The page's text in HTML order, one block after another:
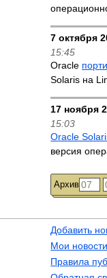
7 октября
15:45
Oracle
Solaris на
17 ноября
15:03
Oracle
версия
Архив
Добавить
Мои новости
Правила